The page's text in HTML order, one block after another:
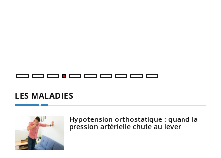
LES MALADIES
Hypotension orthostatique : quand la
pression artérielle chute au lever